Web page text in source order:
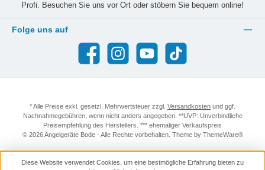
Profi. Besuchen Sie uns vor Ort oder stöbern Sie bequem online!
Folge uns auf
Facebook Instagram YouTube TikTok
* Alle Preise exkl. gesetzl. Mehrwertsteuer zzgl. Versandkosten und ggf.
Nachnahmegebühren, wenn nicht anders angegeben. **UVP: Unverbindliche
Preisempfehlung des Herstellers. *** ehemaliger Verkaufspreis
© 2026 Angelgeräte Bode - Alle Rechte vorbehalten. Theme by ThemeWare®
Diese Website verwendet Cookies, um eine bestmögliche Erfahrung bieten zu